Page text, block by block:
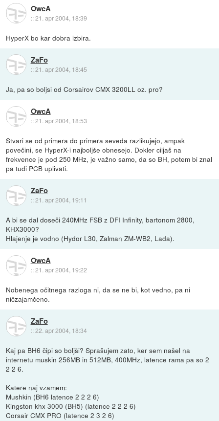
OwcA
::21. apr 2004, 18:39
HyperX bo kar dobra izbira.
ZaFo
::21. apr 2004, 18:45
Ja, pa so boljsi od Corsairov CMX 3200LL oz. pro?
OwcA
::21. apr 2004, 18:53
Stvari se od primera do primera seveda razlikujejo, ampak
povečini, se HyperX-i najboljše obnesejo. Dokler ciljaš na
frekvence je pod 250 MHz, je važno samo, da so BH, potem bi znal
pa tudi PCB uplivati.
ZaFo
::21. apr 2004, 19:11
A bi se dal doseči 240MHz FSB z DFI Infinity, bartonom 2800,
KHX3000?
Hlajenje je vodno (Hydor L30, Zalman ZM-WB2, Lada).
OwcA
::21. apr 2004, 19:22
Nobenega očitnega razloga ni, da se ne bi, kot vedno, pa ni
ničzajamčeno.
ZaFo
::22. apr 2004, 18:34
Kaj pa BH6 čipi so boljši? Sprašujem zato, ker sem našel na
internetu muskin 256MB in 512MB, 400MHz, latence rama pa so 2
2 2 6.
Katere naj vzamem:
Mushkin (BH6 latence 2 2 2 6)
Kingston khx 3000 (BH5) (latence 2 2 2 6)
Corsair CMX PRO (latence 2 3 2 6)